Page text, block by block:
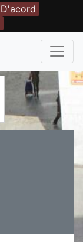
D'acord